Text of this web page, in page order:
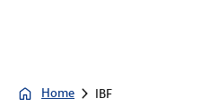
Home IBF